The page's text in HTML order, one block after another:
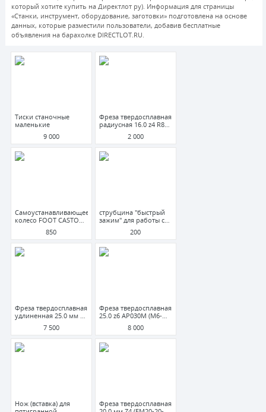
который хотите купить на Директлот ру). Информация для страницы
«Станки, инструмент, оборудование, заготовки» подготовлена на основе
данных, которые разместили пользователи, добавив бесплатные
объявления на барахолке DIRECTLOT.RU.
Тиски станочные
маленькие
9 000
Фреза твердосплавная
радиусная 16.0 z4 R8
(1100092) "BRICE"
2 000
Самоустанавливающееся
колесо FOOT CASTOR
GD-60S (MASTER)
850
струбцина "быстрый
зажим" для работы с
большими листами
тонкого металла
200
Фреза твердосплавная
удлиненная 25.0 мм z4
150мм (EML25-25-150-
65.4.30-05) ОА "СИЗ"
7 500
Фреза твердосплавная
25.0 z6 AP030M (M6-
FH69U-250/42C25M)
8 000
Нож (вставка) для
Фреза твердосплавная